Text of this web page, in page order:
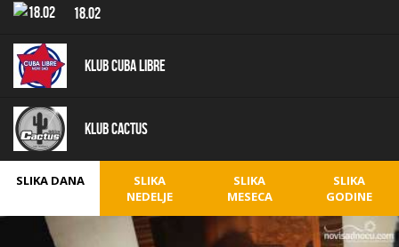
18.02
Klub Cuba Libre
Klub Cactus
SLIKA DANA
SLIKA
NEDELJE
SLIKA
MESECA
SLIKA
GODINE